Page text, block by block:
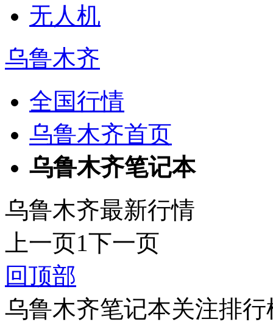
无人机
乌鲁木齐
全国行情
乌鲁木齐首页
乌鲁木齐笔记本
乌鲁木齐最新行情
上一页1下一页
回顶部
乌鲁木齐笔记本关注排行